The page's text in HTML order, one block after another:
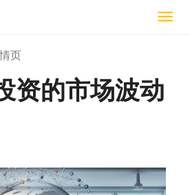
切
页
资的市场波动